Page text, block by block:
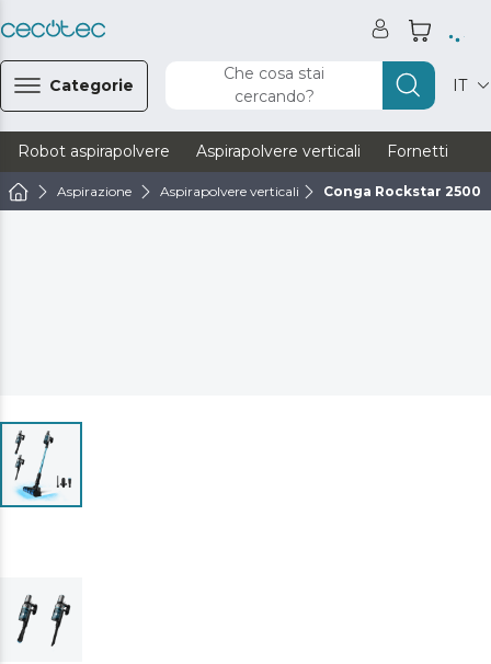
Categorie
Che cosa stai
cercando?
IT
Robot aspirapolvere Aspirapolvere verticali Fornetti
Aspirazione Aspirapolvere verticali Conga Rockstar 2500